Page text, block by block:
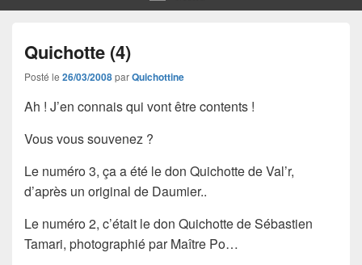
Quichotte (4)
Posté le 26/03/2008parQuichottine
Ah ! J’en connais qui vont être contents !
Vous vous souvenez ?
Le numéro 3, ça a été le don Quichotte de Val’r,
d’après un original de Daumier..
Le numéro 2, c’était le don Quichotte de Sébastien
Tamari, photographié par Maître Po…